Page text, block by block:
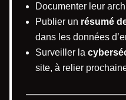
Documenter leur
Publier un résumé
dans les données
Surveiller la
site, à relier